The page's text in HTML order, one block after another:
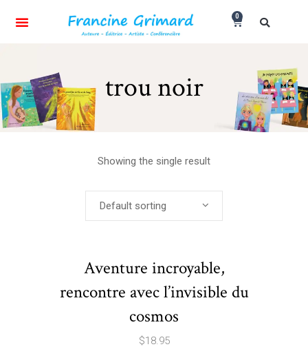
0
trou noir
Showing the single result
Default sorting
Aventure incroyable,
rencontre avec l’invisible du
cosmos
$18.95